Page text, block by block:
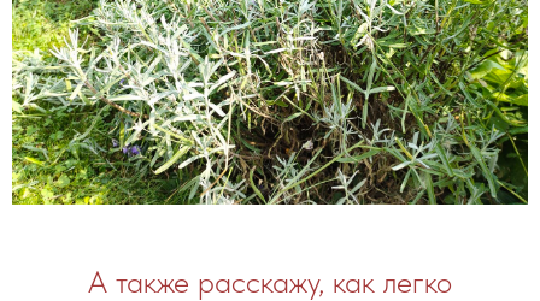
А также расскажу, как легко